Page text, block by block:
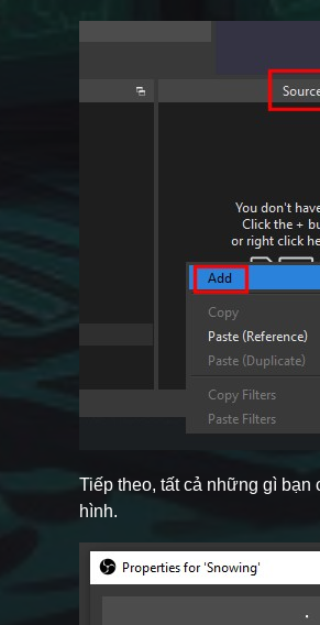
Tiếp theo, tất cả những gì bạn
hình.